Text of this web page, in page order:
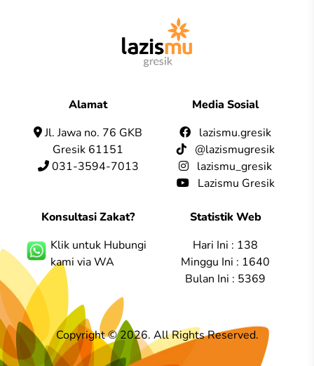
Alamat
Jl. Jawa no. 76 GKB
Gresik 61151
031-3594-7013
Media Sosial
lazismu.gresik
@lazismugresik
lazismu_gresik
Lazismu Gresik
Konsultasi Zakat?
Klik untuk Hubungi
kami via WA
Statistik Web
Hari Ini : 138
Minggu Ini : 1640
Bulan Ini : 5369
Copyright © 2026. All Rights Reserved.